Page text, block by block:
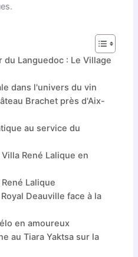
Languedoc : Le Village
dans l'univers du vin
Brachet près d'Aix-
au service du
René Lalique en
Lalique
Deauville face à la
en amoureux
au Tiara Yaktsa sur la